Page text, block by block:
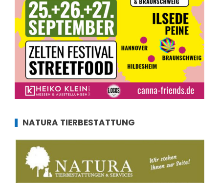
NATURA TIERBESTATTUNG